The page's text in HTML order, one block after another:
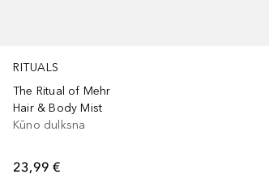
RITUALS
The Ritual of Mehr
Hair & Body Mist
Kūno dulksna
23,99 €